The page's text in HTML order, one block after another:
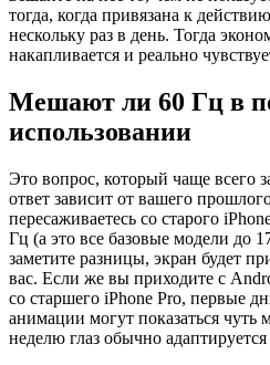
тогда, когда привязана к
нескольку раз в день. Тогда
накапливается и реально
Мешают ли 60 Гц в
использовании
Это вопрос, который чаще всего
ответ зависит от вашего
пересаживаетесь со старого
Гц (а это все базовые модели до
заметите разницы, экран будет
вас. Если же вы приходите с
со старшего iPhone Pro, первые
анимации могут показаться чуть
неделю глаз обычно адаптируется